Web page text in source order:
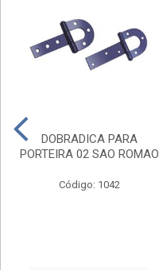
DOBRADICA PARA
PORTEIRA 02 SAO ROMAO
Código: 1042